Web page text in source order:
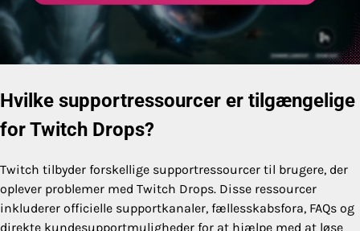
Hvilke supportressourcer er tilgængelige
for Twitch Drops?
Twitch tilbyder forskellige supportressourcer til brugere, der
oplever problemer med Twitch Drops. Disse ressourcer
inkluderer officielle supportkanaler, fællesskabsfora, FAQs og
direkte kundesupportmuligheder for at hjælpe med at løse